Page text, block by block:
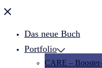
Menü
Das neue Buch
Portfolio
CARE –